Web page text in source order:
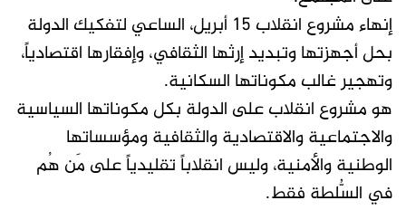
إنهاء مشروع انقلاب ١٥ أبريل، الساعي لتفكيك الدولة
بحل أجهزتها وتبديد إرثها الثقافي، وإفقارها اقتصادياً،
وتهجير غالب مكوناتها السكانية.
هو مشروع انقلاب على الدولة بكل مكوناتها السياسية
والاجتماعية والاقتصادية والثقافية ومؤسساتها
الوطنية والأمنية، وليس انقلاباً تقليدياً على مَن هُم
في السُّلطة فقط.